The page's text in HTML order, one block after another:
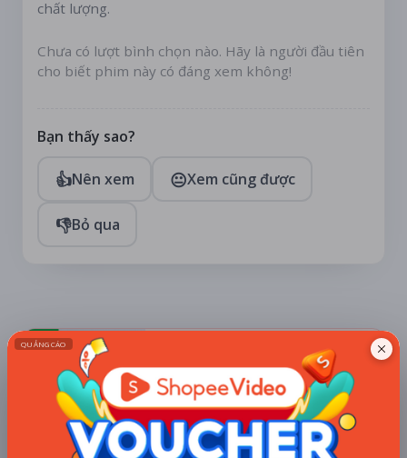
chất lượng.
Chưa có lượt bình chọn nào. Hãy là người đầu tiên
cho biết phim này có đáng xem không!
Bạn thấy sao?
👍Nên xem 😐Xem cũng được
👎Bỏ qua
TÀI TRỢ
Quạt mini GOOJODOQ 4000
mAh di động
Khuyến mãi + free ship
Xem khuyến mãi